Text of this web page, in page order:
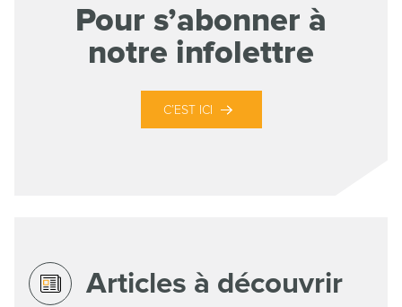
Pour s’abonner à
notre infolettre
C’EST ICI
Articles à découvrir